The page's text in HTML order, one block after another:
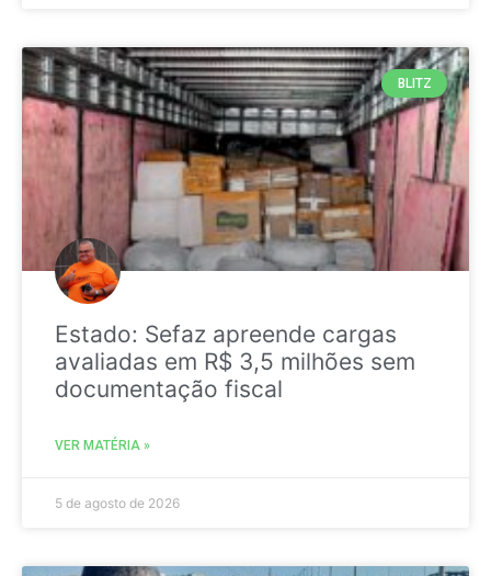
BLITZ
Estado: Sefaz apreende cargas
avaliadas em R$ 3,5 milhões sem
documentação fiscal
VER MATÉRIA »
5 de agosto de 2026